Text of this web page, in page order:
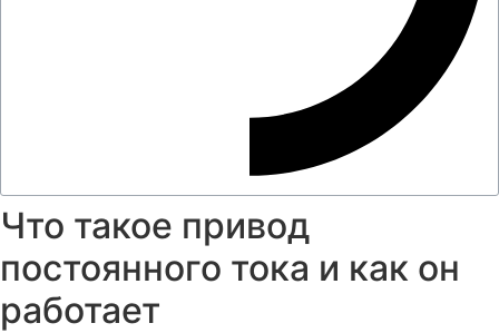
Что такое привод
постоянного тока и как он
работает